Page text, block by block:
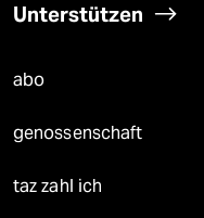
Unterstützen
abo
genossenschaft
taz zahl ich